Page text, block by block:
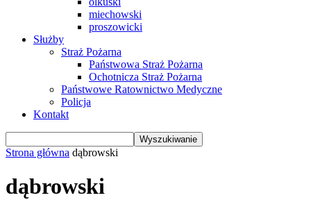
miechowski
proszowicki
Służby
Straż Pożarna
Państwowa Straż Pożarna
Ochotnicza Straż Pożarna
Państwowe Ratownictwo Medyczne
Policja
Kontakt
Strona główna dąbrowski
dąbrowski